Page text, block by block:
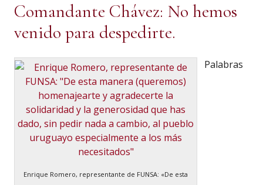
Comandante Chávez: No hemos
venido para despedirte.
Enrique Romero, representante de FUNSA: «De esta
Palabras